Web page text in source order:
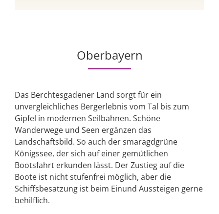
Oberbayern
Das Berchtesgadener Land sorgt für ein
unvergleichliches Bergerlebnis vom Tal bis zum
Gipfel in modernen Seilbahnen. Schöne
Wanderwege und Seen ergänzen das
Landschaftsbild. So auch der smaragdgrüne
Königssee, der sich auf einer gemütlichen
Bootsfahrt erkunden lässt. Der Zustieg auf die
Boote ist nicht stufenfrei möglich, aber die
Schiffsbesatzung ist beim Einund Aussteigen gerne
behilflich.